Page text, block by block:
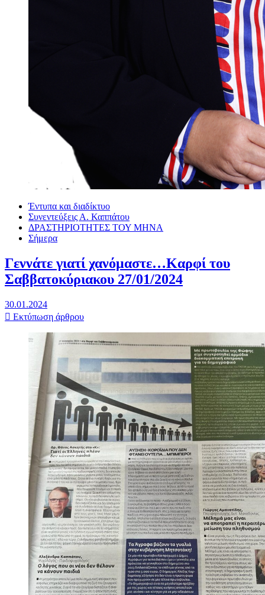
Έντυπα και διαδίκτυο
Συνεντεύξεις Α. Καππάτου
ΔΡΑΣΤΗΡΙΟΤΗΤΕΣ ΤΟΥ ΜΗΝΑ
Σήμερα
Γεννάτε γιατί χανόμαστε…Καρφί του
Σαββατοκύριακου 27/01/2024
30.01.2024
Εκτύπωση άρθρου